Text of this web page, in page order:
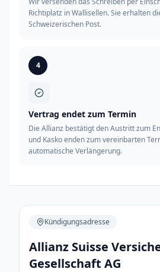
Richtiplatz in Wallisellen. Sie erhalten
Schweizerischen Post.
4
Vertrag endet zum Termin
Die Allianz bestätigt den Austritt zum
und Kasko enden zum vereinbarten
automatische Verlängerung.
Kündigungsadresse
Allianz Suisse
Gesellschaft AG